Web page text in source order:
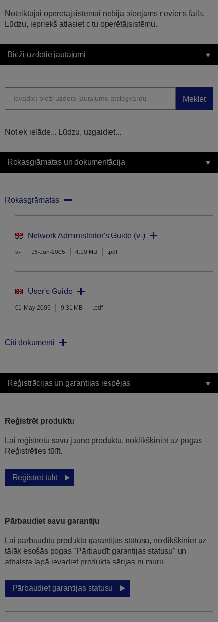
Noteiktajai operētājsistēmai nebija pieejams neviens fails.
Lūdzu, iepriekš atlasiet citu operētājsistēmu.
Bieži uzdotie jautājumi
Meklēt
Notiek ielāde... Lūdzu, uzgaidiet...
Rokasgrāmatas un dokumentācija
Rokasgrāmatas
Network Administrator's Guide (v-)
v.- 15-Jun-2005 4.10 MB .pdf
User's Guide
01-May-2005 9.31 MB .pdf
Citi dokumenti
Reģistrācijas un garantijas iespējas
Reģistrēt produktu
Lai reģistrētu savu jauno produktu, noklikšķiniet uz pogas
Reģistrēties tūlīt.
Reģistrēt tūlīt
Pārbaudiet savu garantiju
Lai pārbaudītu produkta garantijas statusu, noklikšķiniet uz
tālāk esošās pogas "Pārbaudīt garantijas statusu" un
atbalsta lapā ievadiet produkta sērijas numuru.
Pārbaudiet garantijas statusu